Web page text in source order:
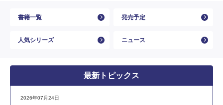
書籍一覧 発売予定
人気シリーズ ニュース
最新トピックス
2026年07月24日